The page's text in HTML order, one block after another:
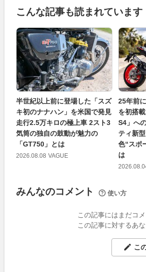
こんな記事も読まれています
半世紀以上前に登場した「スズ
キ初のナナハン」を米国で発見
走行2.5万キロの極上車 2スト3
気筒の独自の鼓動が魅力の
「GT750」とは
2026.08.08 VAGUE
25年前
を初搭
S4」へ
ティ新
色“スポ
は
みんなのコメント 使い方
この記事にはまだコ
この記事に対するあ
こ